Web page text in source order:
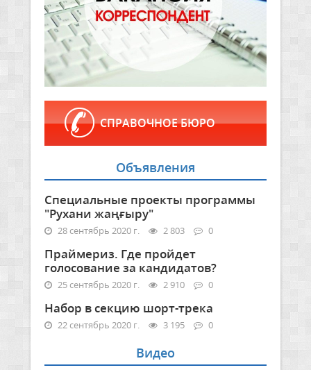
СПРАВОЧНОЕ БЮРО
Объявления
Специальные проекты программы
"Рухани жаңғыру"
28 сентябрь 2020 г. 2 803 0
Праймериз. Где пройдет
голосование за кандидатов?
25 сентябрь 2020 г. 2 910 0
Набор в секцию шорт-трека
22 сентябрь 2020 г. 3 195 0
Видео